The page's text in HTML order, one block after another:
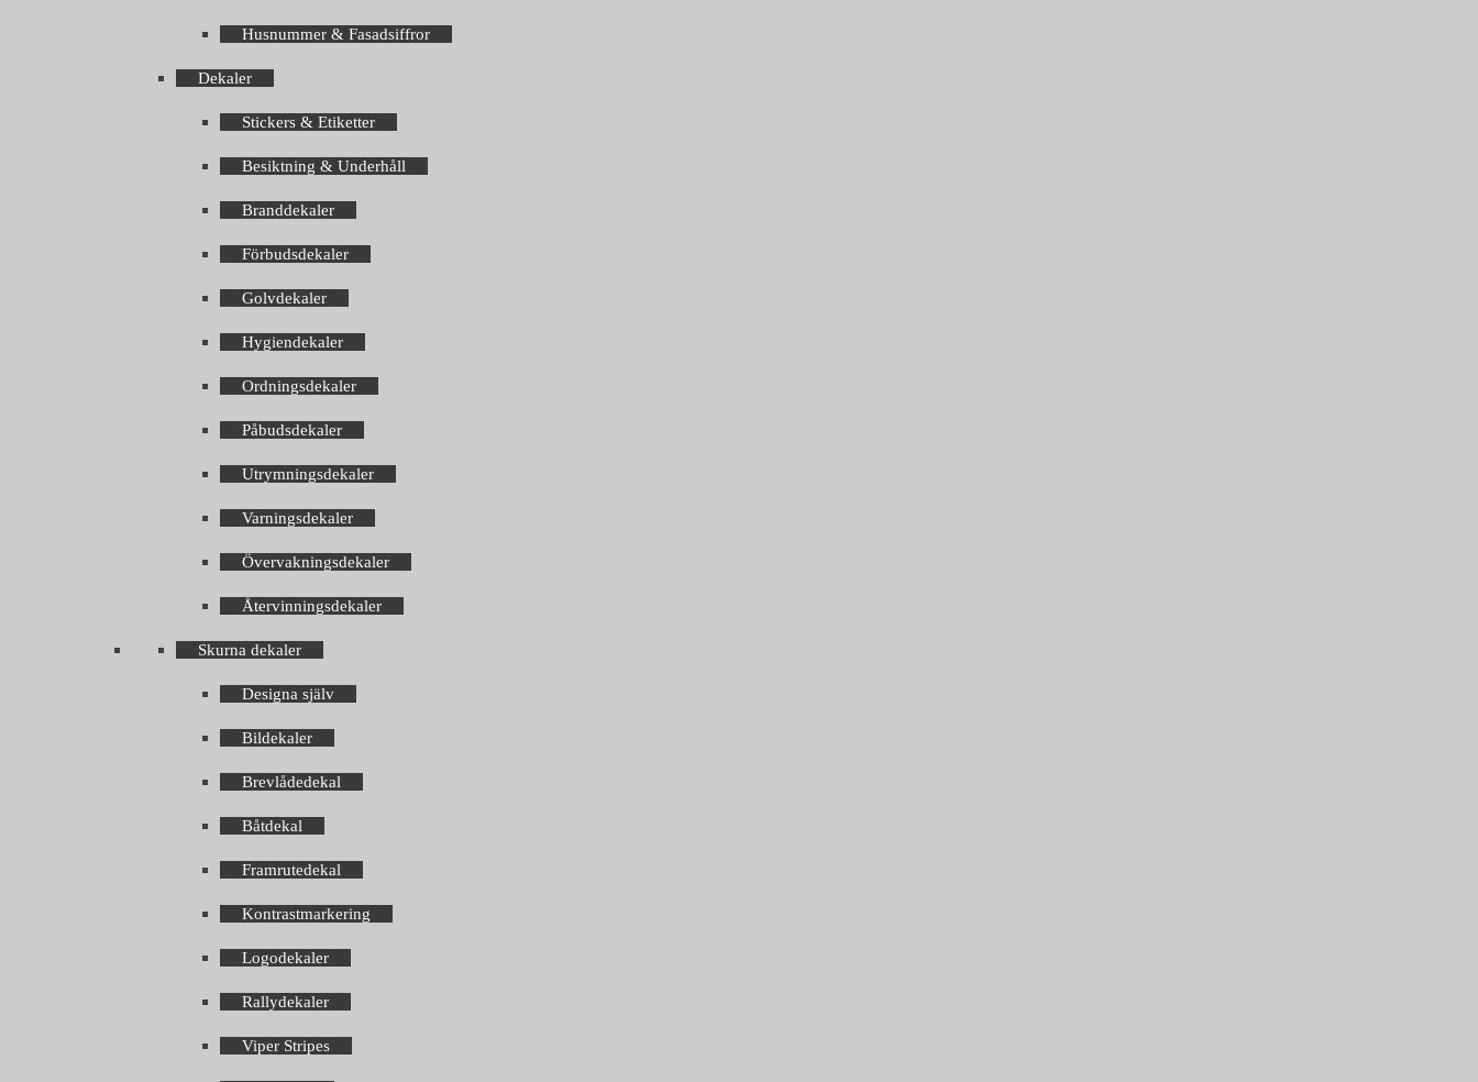
Husnummer & Fasadsiffror
Dekaler
Stickers & Etiketter
Besiktning & Underhåll
Branddekaler
Förbudsdekaler
Golvdekaler
Hygiendekaler
Ordningsdekaler
Påbudsdekaler
Utrymningsdekaler
Varningsdekaler
Övervakningsdekaler
Återvinningsdekaler
Skurna dekaler
Designa själv
Bildekaler
Brevlådedekal
Båtdekal
Framrutedekal
Kontrastmarkering
Logodekaler
Rallydekaler
Viper Stripes